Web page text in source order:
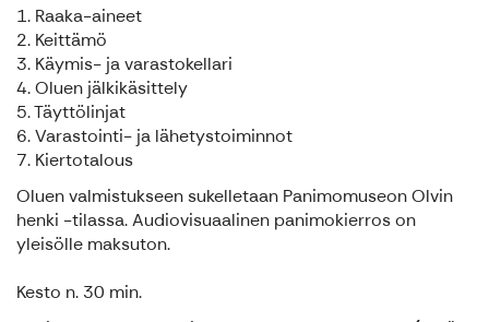
1. Raaka-aineet
2. Keittämö
3. Käymis- ja varastokellari
4. Oluen jälkikäsittely
5. Täyttölinjat
6. Varastointi- ja lähetystoiminnot
7. Kiertotalous
Oluen valmistukseen sukelletaan Panimomuseon Olvin
henki -tilassa. Audiovisuaalinen panimokierros on
yleisölle maksuton.
Kesto n. 30 min.